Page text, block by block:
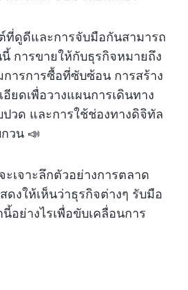
ที่ดูดีและการจับมือกันสามารถ
การขายให้กับธุรกิจหมายถึง
ารการซื้อที่ซับซ้อน การสร้าง
ยดเพื่อวางแผนการเดินทาง
วด และการใช้ช่องทางดิจิทัล
วน 📣
เจาะลึกตัวอย่างการตลาด
ดงให้เห็นว่าธุรกิจต่างๆ รับมือ
อย่างไรเพื่อขับเคลื่อนการ